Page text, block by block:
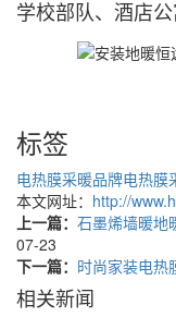
学校部队、酒店公
标签
电热膜采暖品牌电热膜
本文网址： http://
上一篇： 石墨烯墙暖地
07-23
下一篇： 时尚家装电热
相关新闻